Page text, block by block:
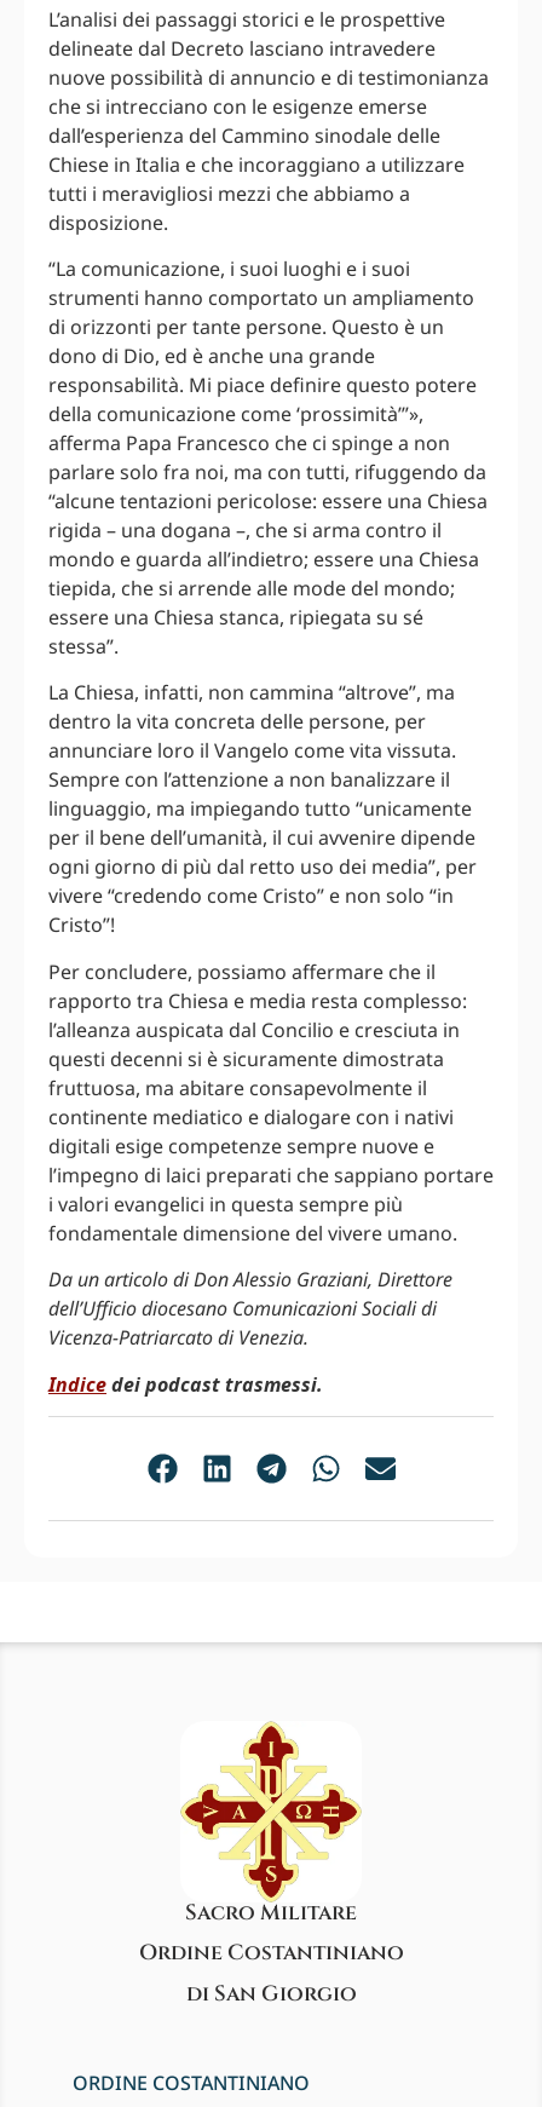
L’analisi dei passaggi storici e le prospettive
delineate dal Decreto lasciano intravedere
nuove possibilità di annuncio e di testimonianza
che si intrecciano con le esigenze emerse
dall’esperienza del Cammino sinodale delle
Chiese in Italia e che incoraggiano a utilizzare
tutti i meravigliosi mezzi che abbiamo a
disposizione.
“La comunicazione, i suoi luoghi e i suoi
strumenti hanno comportato un ampliamento
di orizzonti per tante persone. Questo è un
dono di Dio, ed è anche una grande
responsabilità. Mi piace definire questo potere
della comunicazione come ‘prossimità’”»,
afferma Papa Francesco che ci spinge a non
parlare solo fra noi, ma con tutti, rifuggendo da
“alcune tentazioni pericolose: essere una Chiesa
rigida – una dogana –, che si arma contro il
mondo e guarda all’indietro; essere una Chiesa
tiepida, che si arrende alle mode del mondo;
essere una Chiesa stanca, ripiegata su sé
stessa”.
La Chiesa, infatti, non cammina “altrove”, ma
dentro la vita concreta delle persone, per
annunciare loro il Vangelo come vita vissuta.
Sempre con l’attenzione a non banalizzare il
linguaggio, ma impiegando tutto “unicamente
per il bene dell’umanità, il cui avvenire dipende
ogni giorno di più dal retto uso dei media”, per
vivere “credendo come Cristo” e non solo “in
Cristo”!
Per concludere, possiamo affermare che il
rapporto tra Chiesa e media resta complesso:
l’alleanza auspicata dal Concilio e cresciuta in
questi decenni si è sicuramente dimostrata
fruttuosa, ma abitare consapevolmente il
continente mediatico e dialogare con i nativi
digitali esige competenze sempre nuove e
l’impegno di laici preparati che sappiano portare
i valori evangelici in questa sempre più
fondamentale dimensione del vivere umano.
Da un articolo di Don Alessio Graziani, Direttore
dell’Ufficio diocesano Comunicazioni Sociali di
Vicenza-Patriarcato di Venezia.
Indicedei podcast trasmessi.
Sacro Militare
Ordine Costantiniano
di San Giorgio
ORDINE COSTANTINIANO